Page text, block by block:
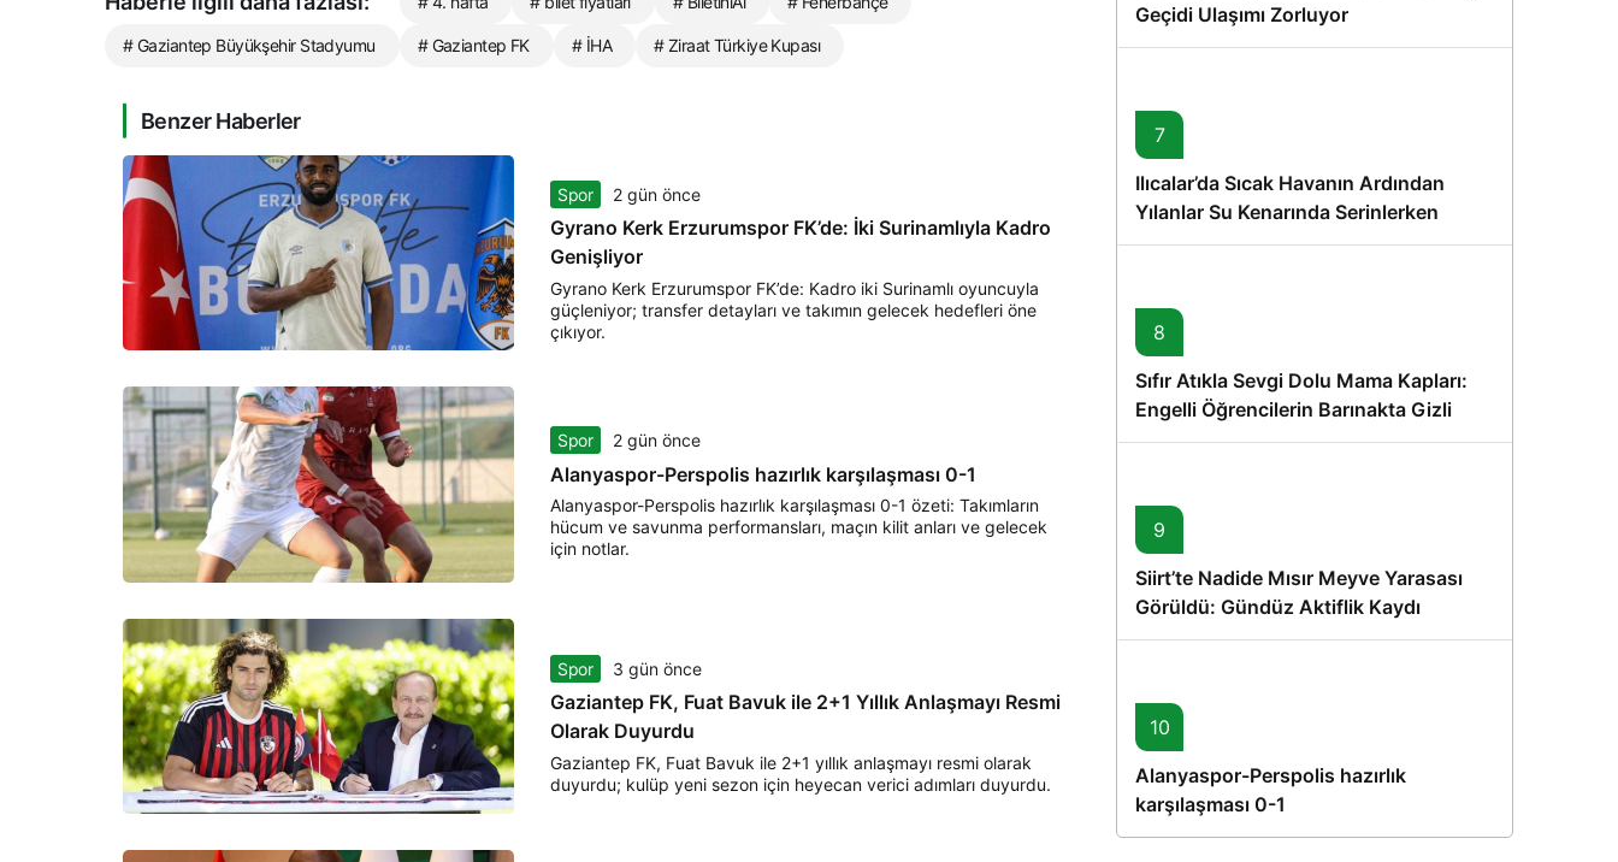
# Gaziantep Büyükşehir Stadyumu # Gaziantep FK # İHA # Ziraat Türkiye Kupası
Benzer Haberler
Spor 2 gün önce
Gyrano Kerk Erzurumspor FK’de: İki Surinamlıyla Kadro
Genişliyor
Gyrano Kerk Erzurumspor FK’de: Kadro iki Surinamlı oyuncuyla
güçleniyor; transfer detayları ve takımın gelecek hedefleri öne
çıkıyor.
Spor 2 gün önce
Alanyaspor-Perspolis hazırlık karşılaşması 0-1
Alanyaspor-Perspolis hazırlık karşılaşması 0-1 özeti: Takımların
hücum ve savunma performansları, maçın kilit anları ve gelecek
için notlar.
Spor 3 gün önce
Gaziantep FK, Fuat Bavuk ile 2+1 Yıllık Anlaşmayı Resmi
Olarak Duyurdu
Gaziantep FK, Fuat Bavuk ile 2+1 yıllık anlaşmayı resmi olarak
duyurdu; kulüp yeni sezon için heyecan verici adımları duyurdu.
Geçidi Ulaşımı Zorluyor
7
Ilıcalar’da Sıcak Havanın Ardından
Yılanlar Su Kenarında Serinlerken
Görüntülendi
8
Sıfır Atıkla Sevgi Dolu Mama Kapları:
Engelli Öğrencilerin Barınakta Gizli
Dostları İçin Gönüllü Proje
9
Siirt’te Nadide Mısır Meyve Yarasası
Görüldü: Gündüz Aktiflik Kaydı
10
Alanyaspor-Perspolis hazırlık
karşılaşması 0-1